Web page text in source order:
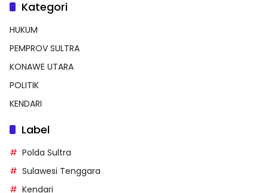
Kategori
HUKUM
PEMPROV SULTRA
KONAWE UTARA
POLITIK
KENDARI
Label
Polda Sultra
Sulawesi Tenggara
Kendari